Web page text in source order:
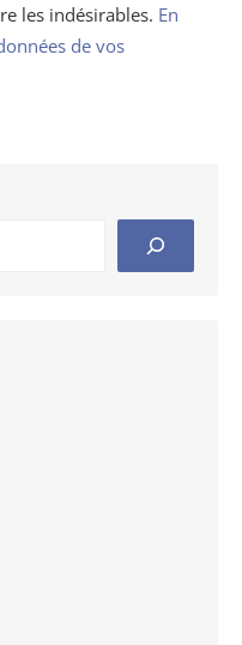
les indésirables. En
de vos